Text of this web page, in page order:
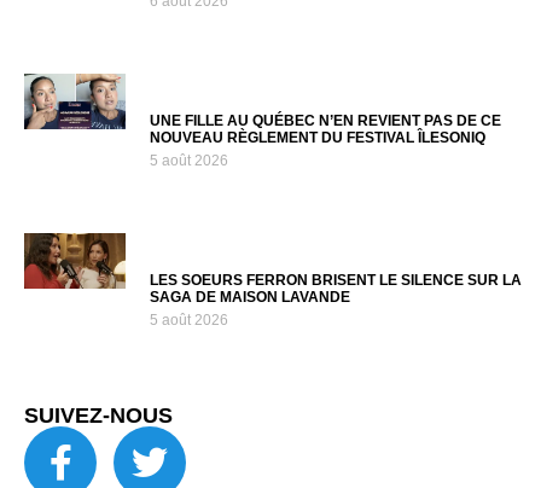
UNE FILLE AU QUÉBEC N’EN REVIENT PAS DE CE
NOUVEAU RÈGLEMENT DU FESTIVAL ÎLESONIQ
5 août 2026
LES SOEURS FERRON BRISENT LE SILENCE SUR LA
SAGA DE MAISON LAVANDE
5 août 2026
SUIVEZ-NOUS